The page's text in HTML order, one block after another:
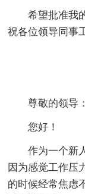
希望批准我
祝各位领导同事
尊敬的领导：
您好！
作为一个新
因为感觉工作压
的时候经常焦虑